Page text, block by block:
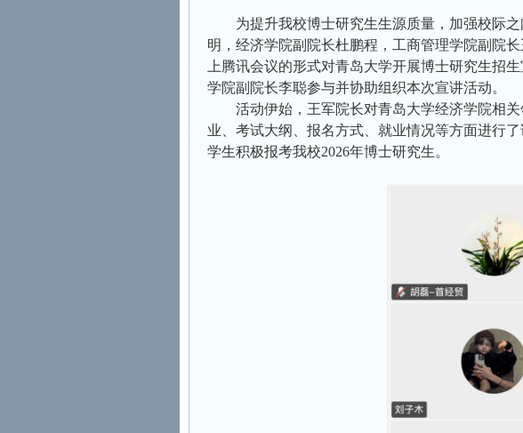
为提升我校博士研究生生源质量，加强校际
明，经济学院副院长杜鹏程，工商管理学院副院
上腾讯会议的形式对青岛大学开展博士研究生招
学院副院长李聪参与并协助组织本次宣讲活动。
活动伊始，王军院长对青岛大学经济学院相
业、考试大纲、报名方式、就业情况等方面进行
学生积极报考我校2026年博士研究生。